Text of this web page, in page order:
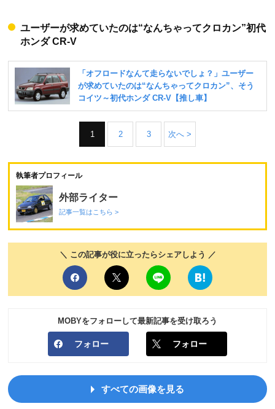
ユーザーが求めていたのは“なんちゃってクロカン”初代
ホンダ CR-V
1 2 3 次へ >
執筆者プロフィール
外部ライター
記事一覧はこちら >
＼ この記事が役に立ったらシェアしよう ／
MOBYをフォローして最新記事を受け取ろう
フォロー フォロー
すべての画像を見る